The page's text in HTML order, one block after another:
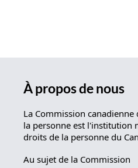
À propos de nous
La Commission canadienne
la personne est l'institution
droits de la personne du
Au sujet de la Commission